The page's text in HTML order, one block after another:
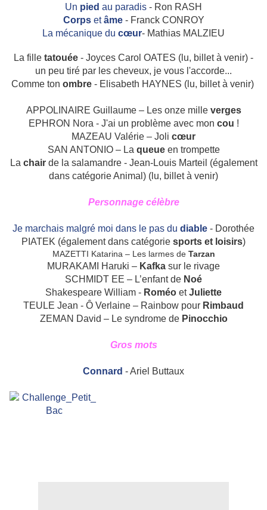
Un pied au paradis - Ron RASH
Corps etâme - Franck CONROY
La mécanique du cœur- Mathias MALZIEU
La fille tatouée - Joyces Carol OATES (lu, billet à venir) -
un peu tiré par les cheveux, je vous l'accorde...
Comme ton ombre - Elisabeth HAYNES (lu, billet à venir)
APPOLINAIRE Guillaume – Les onze mille verges
EPHRON Nora ‑ J'ai un problème avec mon cou !
MAZEAU Valérie – Joli cœur
SAN ANTONIO – La queueen trompette
La chairde la salamandre - Jean-Louis Marteil (également
dans catégorie Animal) (lu, billet à venir)
Personnage célèbre
Je marchais malgré moi dans le pas du diable - Dorothée
PIATEK (également dans catégorie sports et loisirs)
MAZETTI Katarina – Les larmes de Tarzan
MURAKAMI Haruki – Kafka sur le rivage
SCHMIDT EE – L’enfant de Noé
Shakespeare William - Roméo etJuliette
TEULE Jean - Ô Verlaine – Rainbow pour Rimbaud
ZEMAN David – Le syndrome de Pinocchio
Gros mots
Connard - Ariel Buttaux